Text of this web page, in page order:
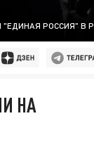
РОССИЯ" В
НА